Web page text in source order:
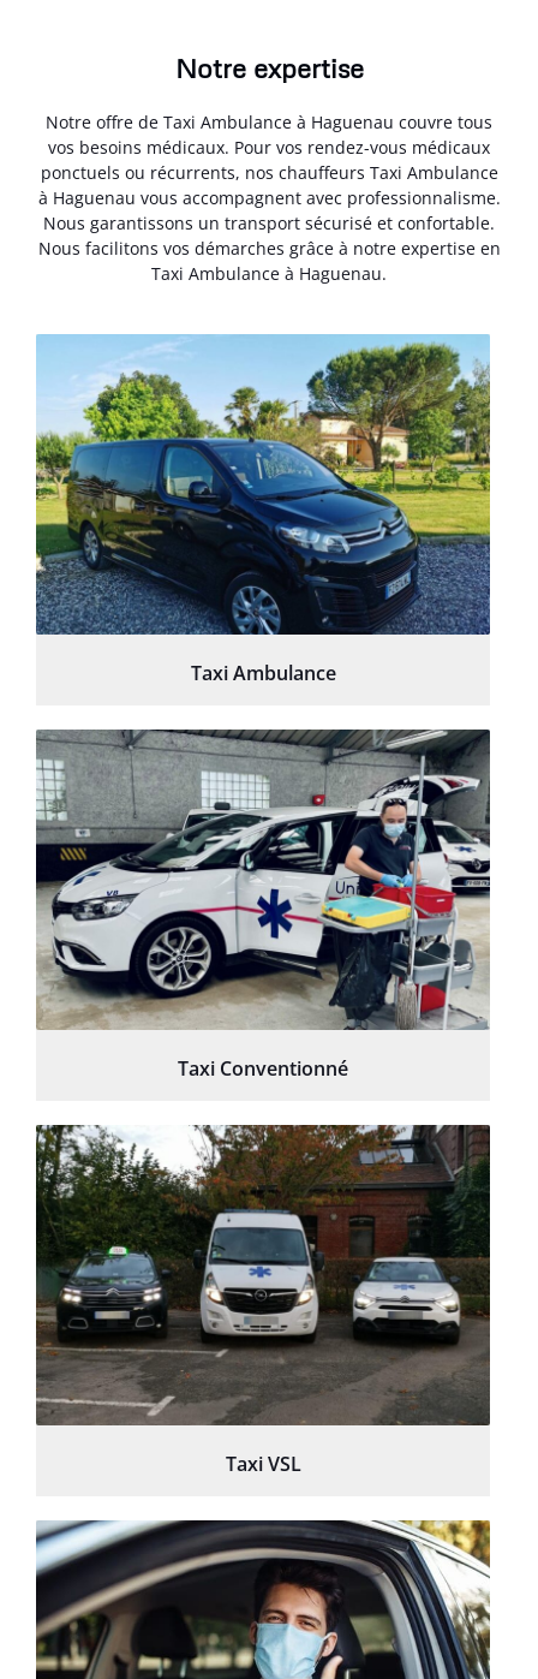
Notre expertise
Notre offre de Taxi Ambulance à Haguenau couvre tous
vos besoins médicaux. Pour vos rendez-vous médicaux
ponctuels ou récurrents, nos chauffeurs Taxi Ambulance
à Haguenau vous accompagnent avec professionnalisme.
Nous garantissons un transport sécurisé et confortable.
Nous facilitons vos démarches grâce à notre expertise en
Taxi Ambulance à Haguenau.
Taxi Ambulance
Taxi Conventionné
Taxi VSL